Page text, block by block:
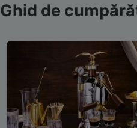
Ghid de